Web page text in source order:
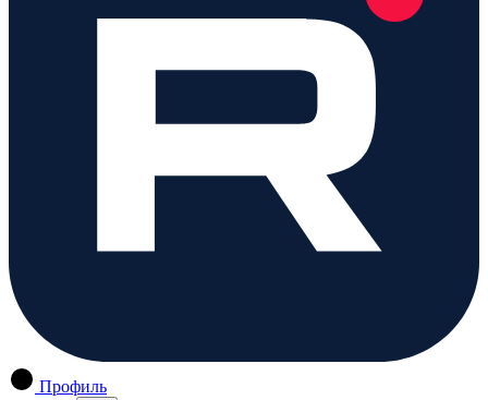
Профиль